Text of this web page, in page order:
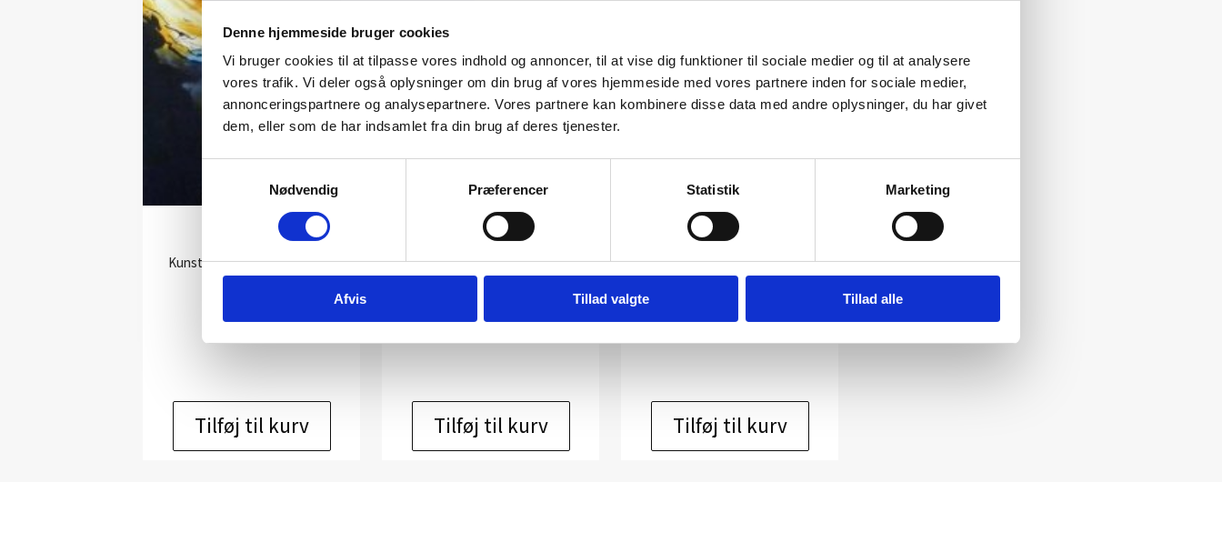
Denne hjemmeside bruger cookies
Vi bruger cookies til at tilpasse vores indhold og annoncer, til at vise dig funktioner til sociale medier og til at analysere
vores trafik. Vi deler også oplysninger om din brug af vores hjemmeside med vores partnere inden for sociale medier,
annonceringspartnere og analysepartnere. Vores partnere kan kombinere disse data med andre oplysninger, du har givet
dem, eller som de har indsamlet fra din brug af deres tjenester.
Nødvendig
Præferencer Statistik Marketing
Afvis Tillad valgte Tillad alle
Kunstner: Niels Sylvest grafik
kr.
Tilføj til kurv
UT 3097
Kunstner: Niels Sylvest grafik
1.500,00
Tilføj til kurv
UT 3082
Kunstner: Niels Sylvest grafik
1.500,00
Tilføj til kurv